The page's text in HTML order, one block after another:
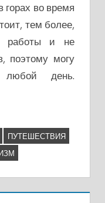
горах во время
тем более,
работы и не
поэтому могу
день.
ПУТЕШЕСТВИЯ